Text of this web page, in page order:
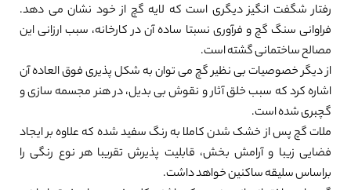
رفتار شگفت انگیز دیگری است که لایه گچ از خود نشان می دهد.
فراوانی سنگ گچ و فرآوری نسبتا ساده آن در کارخانه، سبب ارزانی این
مصالح ساختمانی گشته است.
از دیگر خصوصیات بی نظیر گچ می توان به شکل پذیری فوق العاده آن
اشاره کرد که سبب خلق آثار و نقوش بی بدیل، در هنر مجسمه سازی و
گچبری شده است.
ملات گچ پس از خشک شدن کاملا به رنگ سفید شده که علاوه بر ایجاد
فضایی زیبا و آرامش بخش، قابلیت پذیرش تقریبا هر نوع رنگی را
براساس سلیقه ساکنین خواهد داشت.